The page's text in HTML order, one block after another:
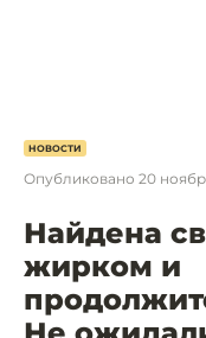
НОВОСТИ
Опубликовано 20
Найдена
жирком и